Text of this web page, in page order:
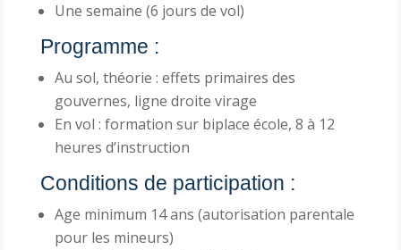
Une semaine (6 jours de vol)
Programme :
Au sol, théorie : effets primaires des
gouvernes, ligne droite virage
En vol : formation sur biplace école, 8 à 12
heures d’instruction
Conditions de participation :
Age minimum 14 ans (autorisation parentale
pour les mineurs)